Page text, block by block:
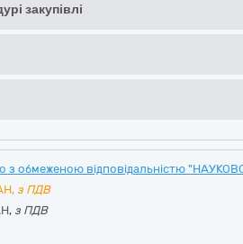
закупівлі
з обмеженою відповідальністю
з ПДВ
з ПДВ